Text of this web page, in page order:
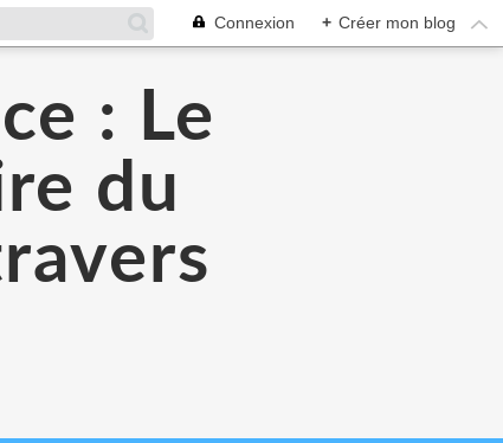
Connexion + Créer mon blog
: Le
du